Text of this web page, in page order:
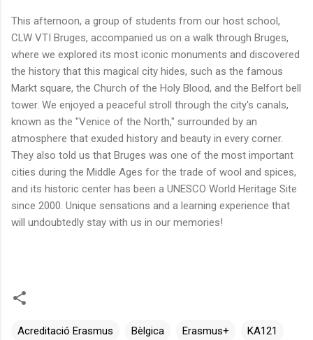
This afternoon, a group of students from our host school,
CLW VTI Bruges, accompanied us on a walk through Bruges,
where we explored its most iconic monuments and discovered
the history that this magical city hides, such as the famous
Markt square, the Church of the Holy Blood, and the Belfort bell
tower. We enjoyed a peaceful stroll through the city's canals,
known as the "Venice of the North," surrounded by an
atmosphere that exuded history and beauty in every corner.
They also told us that Bruges was one of the most important
cities during the Middle Ages for the trade of wool and spices,
and its historic center has been a UNESCO World Heritage Site
since 2000. Unique sensations and a learning experience that
will undoubtedly stay with us in our memories!
Acreditació Erasmus Bèlgica Erasmus+ KA121